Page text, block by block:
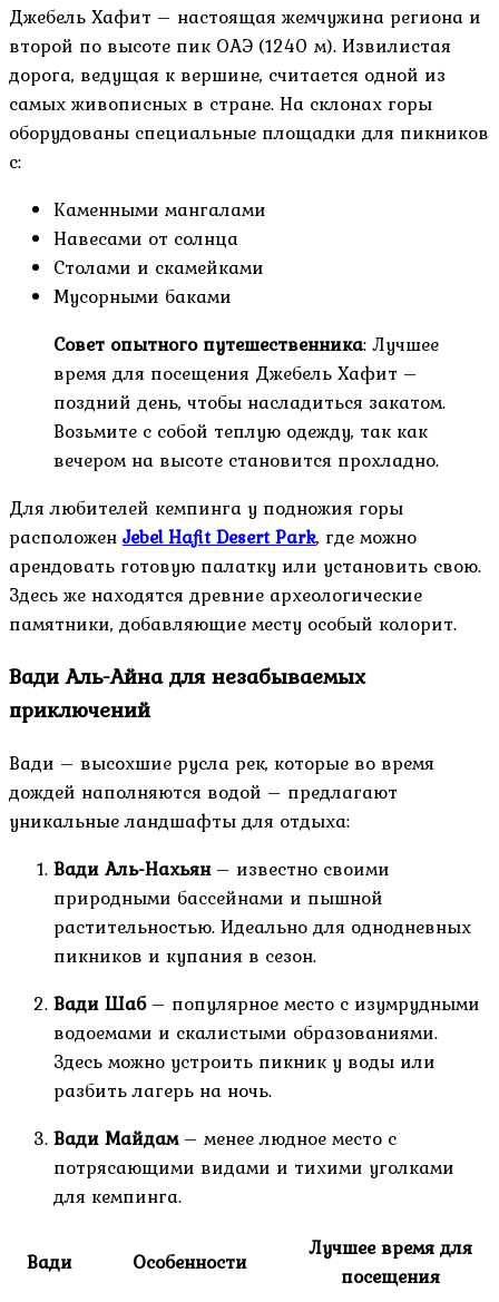
Джебель Хафит – настоящая жемчужина региона и
второй по высоте пик ОАЭ (1240 м). Извилистая
дорога, ведущая к вершине, считается одной из
самых живописных в стране. На склонах горы
оборудованы специальные площадки для пикников
с:
Каменными мангалами
Навесами от солнца
Столами и скамейками
Мусорными баками
Совет опытного путешественника: Лучшее
время для посещения Джебель Хафит –
поздний день, чтобы насладиться закатом.
Возьмите с собой теплую одежду, так как
вечером на высоте становится прохладно.
Для любителей кемпинга у подножия горы
расположенJebel Hafit Desert Park, где можно
арендовать готовую палатку или установить свою.
Здесь же находятся древние археологические
памятники, добавляющие месту особый колорит.
Вади Аль-Айна для незабываемых
приключений
Вади – высохшие русла рек, которые во время
дождей наполняются водой – предлагают
уникальные ландшафты для отдыха:
Вади Аль-Нахьян– известно своими
природными бассейнами и пышной
растительностью. Идеально для однодневных
пикников и купания в сезон.
Вади Шаб– популярное место с изумрудными
водоемами и скалистыми образованиями.
Здесь можно устроить пикник у воды или
разбить лагерь на ночь.
Вади Майдам– менее людное место с
потрясающими видами и тихими уголками
для кемпинга.
Вади Особенности
Лучшее время для
посещения